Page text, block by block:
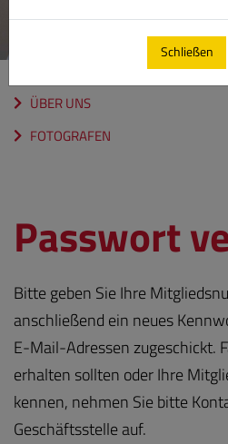
ÜBER UNS
FOTOGRAFEN
Passwort
Bitte geben Sie Ihre
anschließend ein neues
E-Mail-Adressen zugeschickt.
erhalten sollten oder Ihre
kennen, nehmen Sie bitte
Geschäftsstelle auf.
Schließen